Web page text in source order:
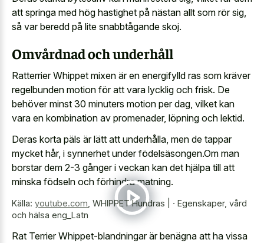
att springa med hög hastighet på nästan allt som rör sig,
så var beredd på lite snabbtågande skoj.
Omvårdnad och underhåll
Ratterrier Whippet mixen är en energifylld ras som kräver
regelbunden motion för att vara lycklig och frisk. De
behöver minst 30 minuters motion per dag, vilket kan
vara en kombination av promenader, löpning och lektid.
Deras korta päls är lätt att underhålla, men de tappar
mycket hår, i synnerhet under födelsäsongen.Om man
borstar dem 2-3 gånger i veckan kan det hjälpa till att
minska födseln och förhindra matning.
Källa: youtube.com WHIPPET Hundras | ∙ Egenskaper, vård
och hälsa eng_Latn
Rat Terrier Whippet-blandningar är benägna att ha vissa